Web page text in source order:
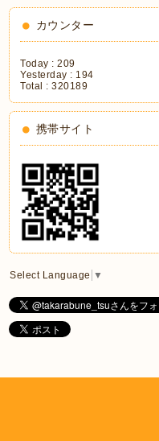
カウンター
Today :209
Yesterday : 194
Total :320189
携帯サイト
Select Language ▼